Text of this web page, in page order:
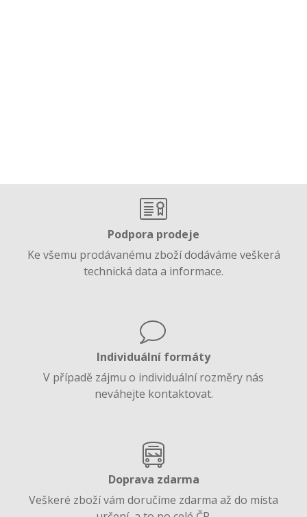
Podpora prodeje
Ke všemu prodávanému zboží dodáváme veškerá
technická data a informace.
Individuální formáty
V případě zájmu o individuální rozměry nás
neváhejte kontaktovat.
Doprava zdarma
Veškeré zboží vám doručíme zdarma až do místa